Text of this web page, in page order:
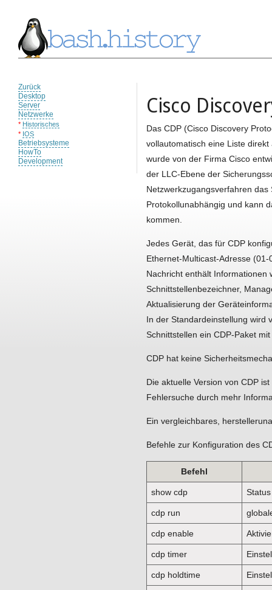
Zurück
Desktop
Server
Netzwerke
* Historisches
* IOS
Betriebsysteme
HowTo
Development
Cisco
Das CDP (Cisco Discovery
vollautomatisch eine Liste
wurde von der Firma Cisco
der LLC-Ebene der
Netzwerkzugangsverfahren
Protokollunabhängig und kann
kommen.
Jedes Gerät, das für CDP
Ethernet-Multicast-Adresse
Nachricht enthält Informationen
Schnittstellenbezeichner,
Aktualisierung der
In der Standardeinstellung wird
Schnittstellen ein CDP-Paket
CDP hat keine
Die aktuelle Version von CDP
Fehlersuche durch mehr
Ein vergleichbares,
Befehle zur Konfiguration des
Befehl
show cdp
cdp run
cdp enable
cdp timer
cdp holdtime